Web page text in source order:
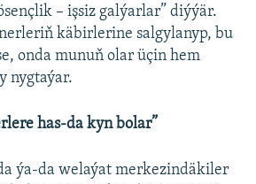
– işsiz galýarlar” diýýär.
käbirlerine salgylanyp, bu
onda munuň olar üçin hem
nygtaýar.
has-da kyn bolar”
ýa-da welaýat merkezindäkiler